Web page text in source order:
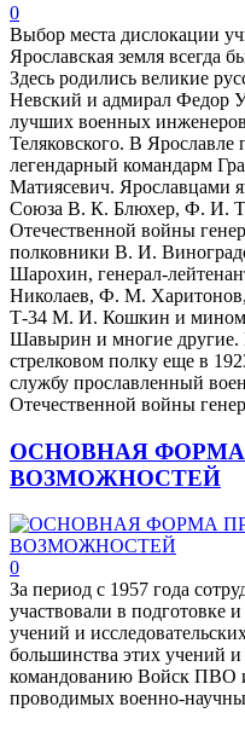
0
Выбор места дислокации
Ярославская земля всегда
Здесь родились великие
Невский и адмирал Федор
лучших военных
Теляковского. В Ярославле
легендарный командарм
Матиясевич. Ярославцами
Союза В. К. Блюхер, Ф. И.
Отечественной войны
полковники В. И.
Шарохин, генерал-
Николаев, Ф. М. Харитонов,
Т-34 М. И. Кошкин и
Шавырин и многие другие.
стрелковом полку еще в
службу прославленный
Отечественной войны
ОСНОВНАЯ
ВОЗМОЖНОСТЕЙ
0
За период с 1957 года
участвовали в подготовке
учений и
большинства этих учений
командованию Войск ПВО
проводимых военно-